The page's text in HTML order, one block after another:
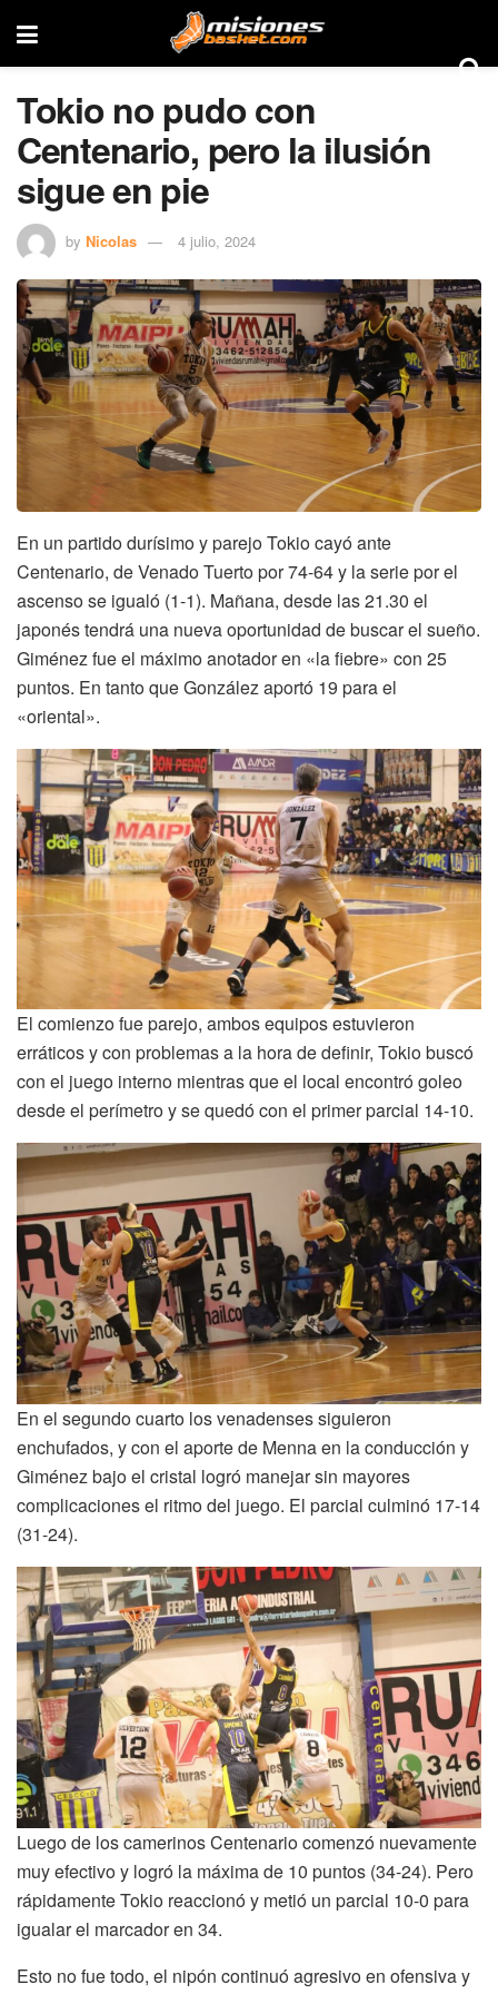
Tokio no pudo con
Centenario, pero la ilusión
sigue en pie
by Nicolas 4 julio, 2024
En un partido durísimo y parejo Tokio cayó ante
Centenario, de Venado Tuerto por 74-64 y la serie por el
ascenso se igualó (1-1). Mañana, desde las 21.30 el
japonés tendrá una nueva oportunidad de buscar el sueño.
Giménez fue el máximo anotador en «la fiebre» con 25
puntos. En tanto que González aportó 19 para el
«oriental».
El comienzo fue parejo, ambos equipos estuvieron
erráticos y con problemas a la hora de definir, Tokio buscó
con el juego interno mientras que el local encontró goleo
desde el perímetro y se quedó con el primer parcial 14-10.
En el segundo cuarto los venadenses siguieron
enchufados, y con el aporte de Menna en la conducción y
Giménez bajo el cristal logró manejar sin mayores
complicaciones el ritmo del juego. El parcial culminó 17-14
(31-24).
Luego de los camerinos Centenario comenzó nuevamente
muy efectivo y logró la máxima de 10 puntos (34-24). Pero
rápidamente Tokio reaccionó y metió un parcial 10-0 para
igualar el marcador en 34.
Esto no fue todo, el nipón continuó agresivo en ofensiva y